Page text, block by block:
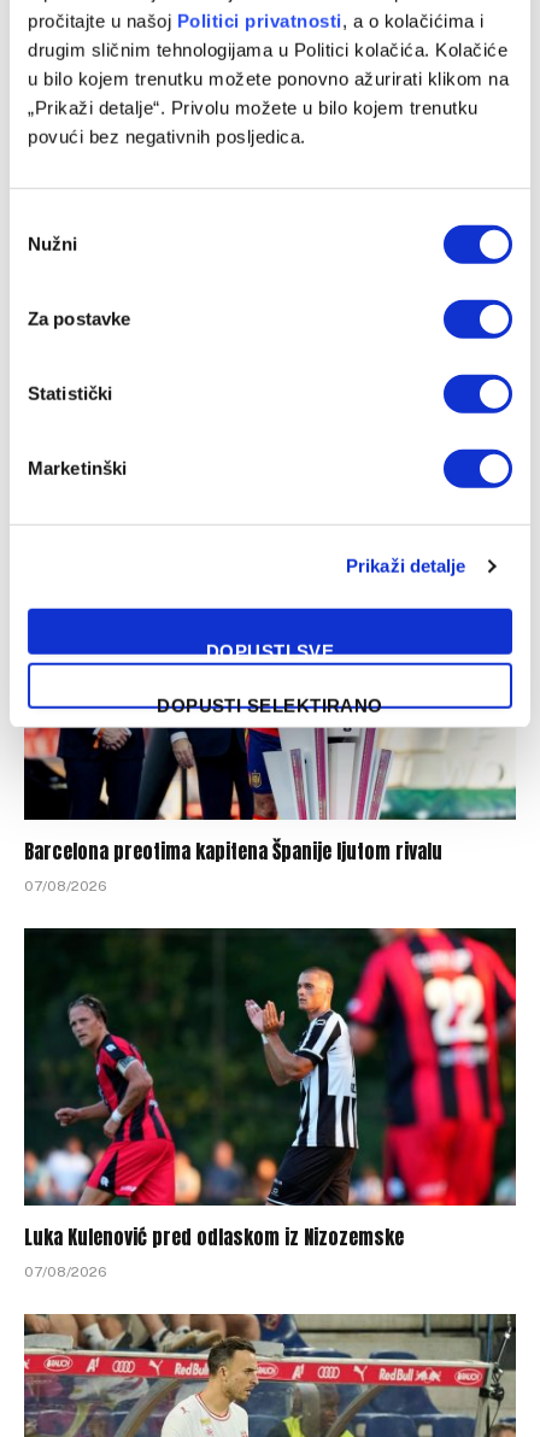
pročitajte u našoj Politici privatnosti, a o kolačićima i
drugim sličnim tehnologijama u Politici kolačića. Kolačiće
u bilo kojem trenutku možete ponovno ažurirati klikom na
„Prikaži detalje“. Privolu možete u bilo kojem trenutku
povući bez negativnih posljedica.
Selection
Nužni
Za postavke
Statistički
Marketinški
Prikaži detalje
DOPUSTI SVE
DOPUSTI SELEKTIRANO
Baždar zvanično predstavljen u novom klubu, zadužio je
‘devetku’
07/08/2026
pojačanje i oborio rekord
Barcelona preotima kapitena Španije ljutom rivalu
07/08/2026
Luka Kulenović pred odlaskom iz Nizozemske
07/08/2026